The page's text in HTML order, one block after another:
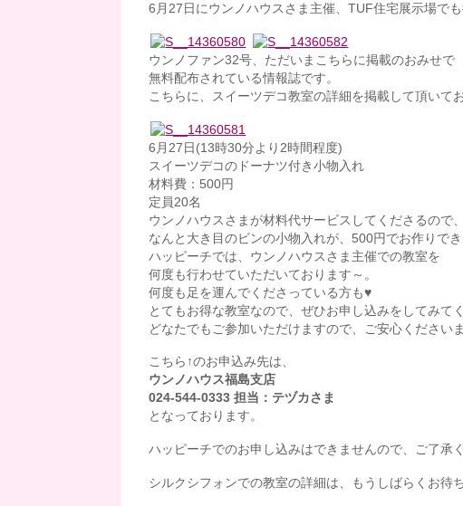
6月27日にウンノハウスさま主催、TUF住宅展示場で
ウンノファン32号、ただいまこちらに掲載のおみせで
無料配布されている情報誌です。
こちらに、スイーツデコ教室の詳細を掲載して頂いて
6月27日(13時30分より2時間程度)
スイーツデコのドーナツ付き小物入れ
材料費：500円
定員20名
ウンノハウスさまが材料代サービスしてくださるので、
なんと大き目のビンの小物入れが、500円でお作りで
ハッピーチでは、ウンノハウスさま主催での教室を
何度も行わせていただいております～。
何度も足を運んでくださっている方も♥
とてもお得な教室なので、ぜひお申し込みをしてみて
どなたでもご参加いただけますので、ご安心ください
こちら↑のお申込み先は、
ウンノハウス福島支店
024-544-0333 担当：テヅカさま
となっております。
ハッピーチでのお申し込みはできませんので、ご了承
シルクシフォンでの教室の詳細は、もうしばらくお待